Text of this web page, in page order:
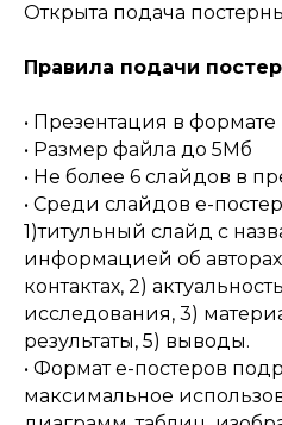
Открыта подача
Правила подачи
• Презентация в формате
• Размер файла до 5Мб
• Не более 6 слайдов в
• Среди слайдов е-
1)титульный слайд с
информацией об
контактах, 2)
исследования, 3)
результаты, 5) выводы.
• Формат е-постеров
максимальное